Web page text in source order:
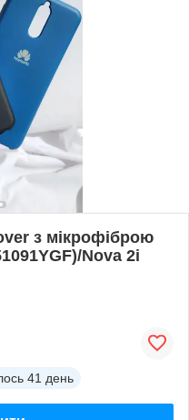
з мікрофіброю
Nova 2i
41 день